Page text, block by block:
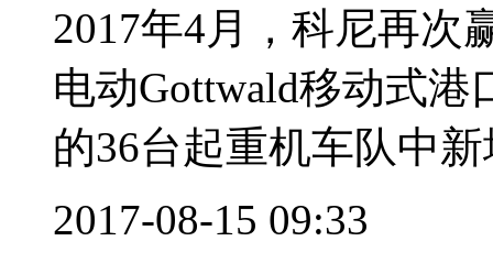
2017年4月，科尼再次
电动Gottwald移动式港
的36台起重机车队中
2017-08-15 09:33